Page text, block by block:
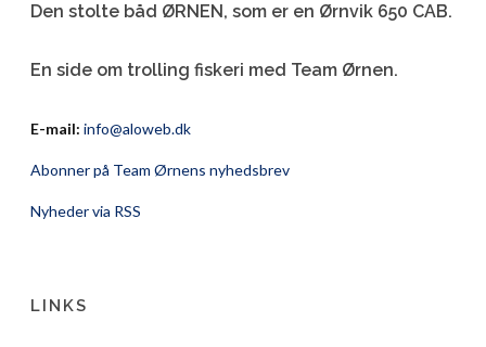
Den stolte båd ØRNEN, som er en Ørnvik 650 CAB.
En side om trolling fiskeri med Team Ørnen.
E-mail: info@aloweb.dk
Abonner på Team Ørnens nyhedsbrev
Nyheder via RSS
LINKS